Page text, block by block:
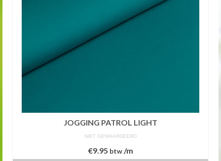
JOGGING PATROL LIGHT
NIET GEWAARDEERD
€9.95 btw/m